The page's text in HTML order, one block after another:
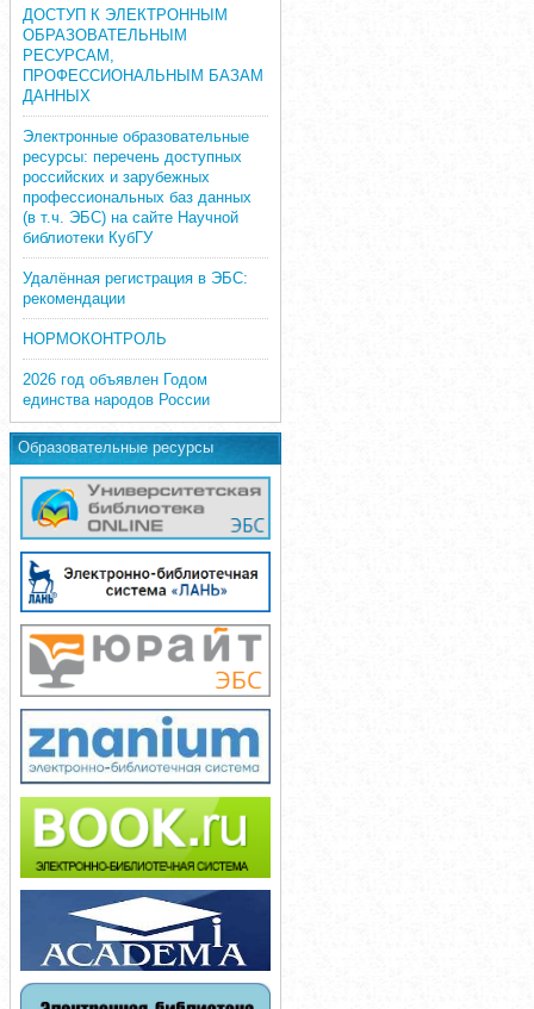
ДОСТУП К ЭЛЕКТРОННЫМ
ОБРАЗОВАТЕЛЬНЫМ
РЕСУРСАМ,
ПРОФЕССИОНАЛЬНЫМ БАЗАМ
ДАННЫХ
Электронные образовательные
ресурсы: перечень доступных
российских и зарубежных
профессиональных баз данных
(в т.ч. ЭБС) на сайте Научной
библиотеки КубГУ
Удалённая регистрация в ЭБС:
рекомендации
НОРМОКОНТРОЛЬ
2026 год объявлен Годом
единства народов России
Образовательные ресурсы